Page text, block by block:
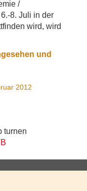
/
8. Juli in der
wird, wird
und
2012